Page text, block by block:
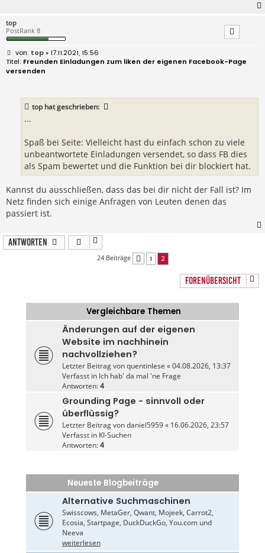
top
PostRank 8
B
e
i
t
top» 17.11.2021, 15:56
Freunden Einladungen zum liken der eigenen Facebook-Page
versenden
tophat geschrieben:
...
Spaß bei Seite: Vielleicht hast du einfach schon zu viele
unbeantwortete Einladungen versendet, so dass FB dies
als Spam bewertet und die Funktion bei dir blockiert hat.
Kannst du ausschließen, dass das bei dir nicht der Fall ist? Im
Netz finden sich einige Anfragen von Leuten denen das
passiert ist.
Antworten
24 Beiträge Vorherige
1 2
FORENÜBERSICHT
Vergleichbare Themen
Änderungen auf der eigenen
Website im nachhinein
nachvollziehen?
Letzter Beitrag vonquentinlese «04.08.2026, 13:37
Verfasst in Ich hab' da mal 'ne Frage
Antworten:4
Grounding Page - sinnvoll oder
überflüssig?
Letzter Beitrag vondaniel5959« 16.06.2026, 23:57
Verfasst in KI-Suchen
Antworten:4
Neueste Blogbeiträge
Alternative Suchmaschinen
Swisscows, MetaGer, Qwant, Mojeek, Carrot2,
Ecosia, Startpage, DuckDuckGo, You.com und
Neeva
weiterlesen